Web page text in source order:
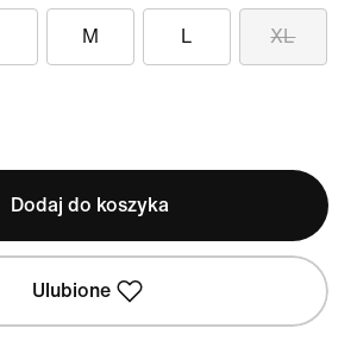
M L XL
Dodaj do koszyka
Ulubione